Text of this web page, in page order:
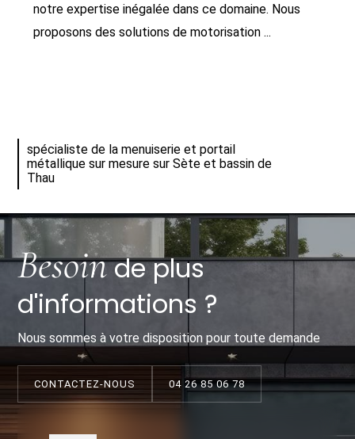
notre expertise inégalée dans ce domaine. Nous
proposons des solutions de motorisation ...
spécialiste de la menuiserie et portail
métallique sur mesure sur Sète et bassin de
Thau
Besoinde plus
d'informations ?
Nous sommes à votre disposition pour toute demande
CONTACTEZ-NOUS 04 26 85 06 78